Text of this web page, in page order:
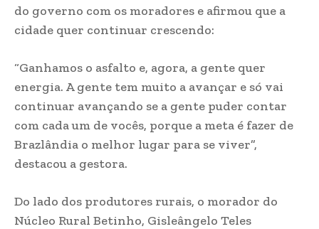
do governo com os moradores e afirmou que a
cidade quer continuar crescendo:
“Ganhamos o asfalto e, agora, a gente quer
energia. A gente tem muito a avançar e só vai
continuar avançando se a gente puder contar
com cada um de vocês, porque a meta é fazer de
Brazlândia o melhor lugar para se viver”,
destacou a gestora.
Do lado dos produtores rurais, o morador do
Núcleo Rural Betinho, Gisleângelo Teles